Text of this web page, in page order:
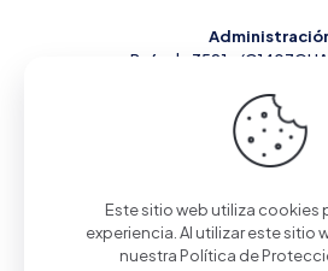
Rafaela 3591 -
Este sitio web utiliza cookies
experiencia. Al utilizar este sitio
nuestra Política de